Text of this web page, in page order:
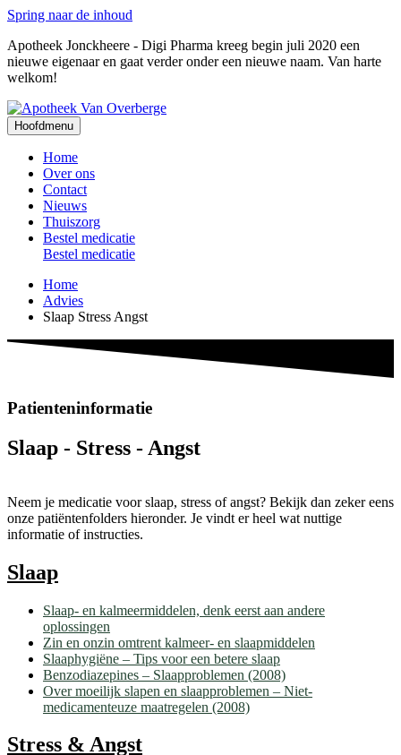
Spring naar de inhoud
Apotheek Jonckheere - Digi Pharma kreeg begin juli 2020 een
nieuwe eigenaar en gaat verder onder een nieuwe naam. Van harte
welkom!
Hoofdmenu
Home
Over ons
Contact
Nieuws
Thuiszorg
Bestel medicatie
Bestel medicatie
Home
Advies
Slaap Stress Angst
Patienteninformatie
Slaap - Stress - Angst
Neem je medicatie voor slaap, stress of angst? Bekijk dan zeker eens
onze patiëntenfolders hieronder. Je vindt er heel wat nuttige
informatie of instructies.
Slaap
Slaap- en kalmeermiddelen, denk eerst aan andere
oplossingen
Zin en onzin omtrent kalmeer- en slaapmiddelen
Slaaphygiëne – Tips voor een betere slaap
Benzodiazepines – Slaapproblemen (2008)
Over moeilijk slapen en slaapproblemen – Niet-
medicamenteuze maatregelen (2008)
Stress & Angst